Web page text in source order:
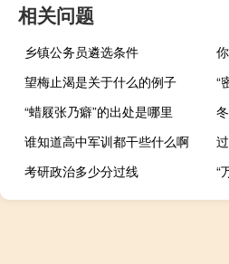
相关问题
乡镇公务员遴选条件
望梅止渴是关于什么的例子
“
“蜡屐张乃癖”的出处是哪里
谁知道高中军训都干些什么啊
考研政治多少分过线
“